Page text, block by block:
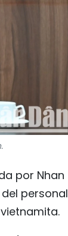
por Nhan
personal